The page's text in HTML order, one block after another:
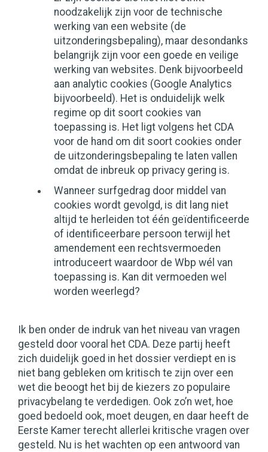
noodzakelijk zijn voor de technische
werking van een website (de
uitzonderingsbepaling), maar desondanks
belangrijk zijn voor een goede en veilige
werking van websites. Denk bijvoorbeeld
aan analytic cookies (Google Analytics
bijvoorbeeld). Het is onduidelijk welk
regime op dit soort cookies van
toepassing is. Het ligt volgens het CDA
voor de hand om dit soort cookies onder
de uitzonderingsbepaling te laten vallen
omdat de inbreuk op privacy gering is.
Wanneer surfgedrag door middel van
cookies wordt gevolgd, is dit lang niet
altijd te herleiden tot één geïdentificeerde
of identificeerbare persoon terwijl het
amendement een rechtsvermoeden
introduceert waardoor de Wbp wél van
toepassing is. Kan dit vermoeden wel
worden weerlegd?
Ik ben onder de indruk van het niveau van vragen
gesteld door vooral het CDA. Deze partij heeft
zich duidelijk goed in het dossier verdiept en is
niet bang gebleken om kritisch te zijn over een
wet die beoogt het bij de kiezers zo populaire
privacybelang te verdedigen. Ook zo’n wet, hoe
goed bedoeld ook, moet deugen, en daar heeft de
Eerste Kamer terecht allerlei kritische vragen over
gesteld. Nu is het wachten op een antwoord van